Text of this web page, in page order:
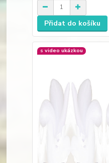
Přidat do košíku
s video ukázkou